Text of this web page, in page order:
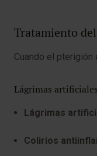
Tratamiento
Cuando el
Lágrimas
Lágrimas
Colirios